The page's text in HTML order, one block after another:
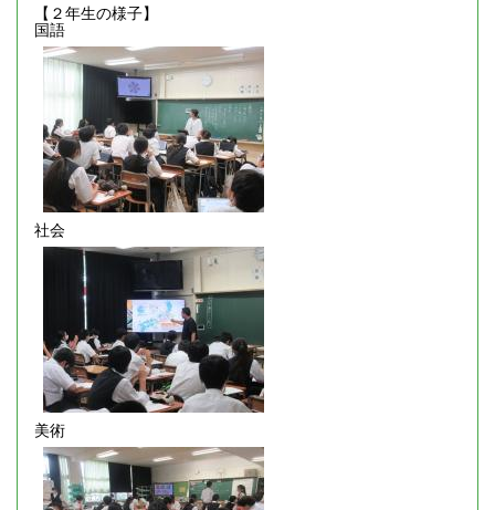
【２年生の様子】
国語
社会
美術